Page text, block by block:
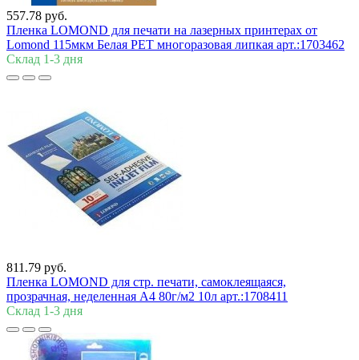
557.78 руб.
Пленка LOMOND для печати на лазерных принтерах от
Lomond 115мкм Белая РЕТ многоразовая липкая арт.:1703462
Склад 1-3 дня
811.79 руб.
Пленка LOMOND для стр. печати, cамоклеящаяся,
прозрачная, неделенная А4 80г/м2 10л арт.:1708411
Склад 1-3 дня